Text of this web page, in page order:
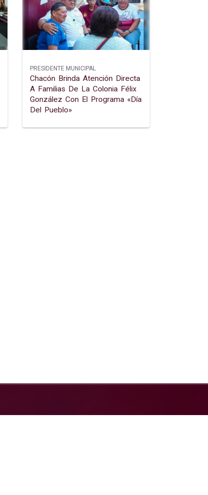
PRESIDENTE MUNICIPAL
Chacón Brinda Atención Directa
A Familias De La Colonia Félix
González Con El Programa «día
Del Pueblo»